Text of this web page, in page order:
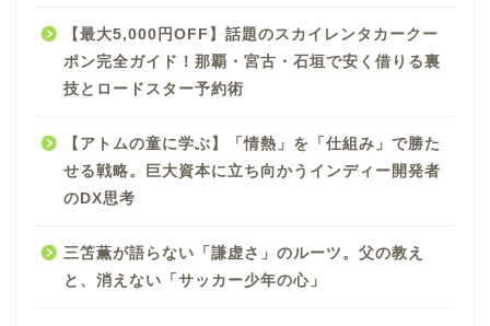
【最大5,000円OFF】話題のスカイレンタカークー
ポン完全ガイド！那覇・宮古・石垣で安く借りる裏
技とロードスター予約術
【アトムの童に学ぶ】「情熱」を「仕組み」で勝た
せる戦略。巨大資本に立ち向かうインディー開発者
のDX思考
三笘薫が語らない「謙虚さ」のルーツ。父の教え
と、消えない「サッカー少年の心」